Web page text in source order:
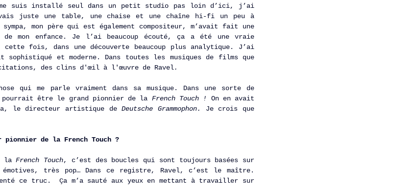
suis installé seul dans un petit studio pas loin d’ici, j’ai
juste une table, une chaise et une chaîne hi-fi un peu à
mon père qui est également compositeur, m’avait fait une
de mon enfance. Je l’ai beaucoup écouté, ça a été une vraie
cette fois, dans une découverte beaucoup plus analytique. J’ai
et moderne. Dans toutes les musiques de films que
des clins d'œil à l'œuvre de Ravel.
qui me parle vraiment dans sa musique. Dans une sorte de
pourrait être le grand pionnier de la French Touch ! On en avait
le directeur artistique de Deutsche Grammophon. Je crois que
pionnier de la French Touch ?
la French Touch, c’est des boucles qui sont toujours basées sur
très pop… Dans ce registre, Ravel, c’est le maître.
ce truc.  Ça m’a sauté aux yeux en mettant à travailler sur